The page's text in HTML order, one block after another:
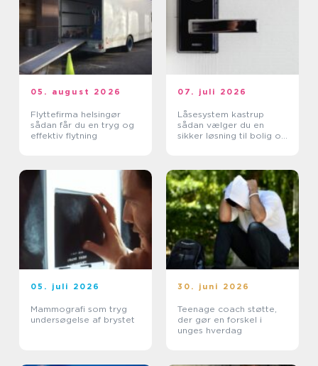
05. august 2026
Flyttefirma helsingør
sådan får du en tryg og
effektiv flytning
07. juli 2026
Låsesystem kastrup
sådan vælger du en
sikker løsning til bolig og
05. juli 2026
Mammografi som tryg
undersøgelse af brystet
30. juni 2026
Teenage coach støtte,
der gør en forskel i
unges hverdag